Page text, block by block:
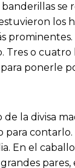
banderillas
los
Tres o
ponerle
de la divisa
En el